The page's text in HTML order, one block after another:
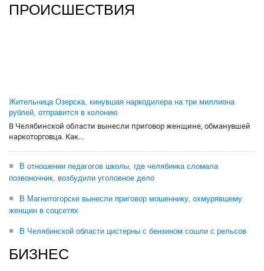
ПРОИСШЕСТВИЯ
Жительница Озерска, кинувшая наркодилера на три миллиона
рублей, отправится в колонию
В Челябинской области вынесли приговор женщине, обманувшей
наркоторговца. Как...
В отношении педагогов школы, где челябинка сломала
позвоночник, возбудили уголовное дело
В Магнитогорске вынесли приговор мошеннику, охмурявшему
женщин в соцсетях
В Челябинской области цистерны с бензином сошли с рельсов
БИЗНЕС